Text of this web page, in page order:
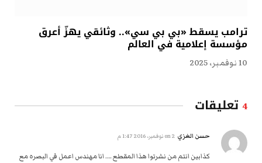
ترامب يسقط «بي بي سي».. وثائقي يهزّ أعرق
مؤسسة إعلامية في العالم
10 نوفمبر، 2025
4تعليقات
حسن الغزي 2 نوفمبر، 2016 1:47 م
كذابين انتم من نشرتوا هذا المقطع …. انا مهندس اعمل في البصره مع